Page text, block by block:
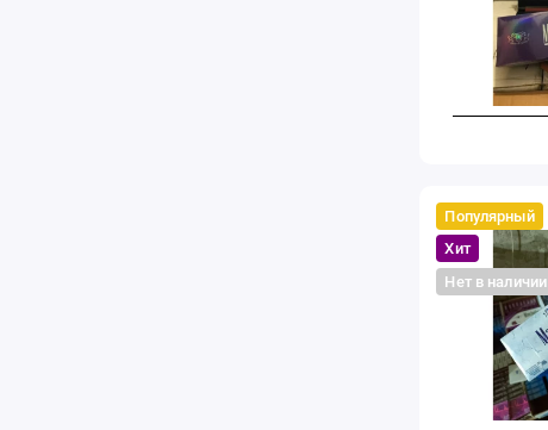
Популярный
Хит
Нет в наличии